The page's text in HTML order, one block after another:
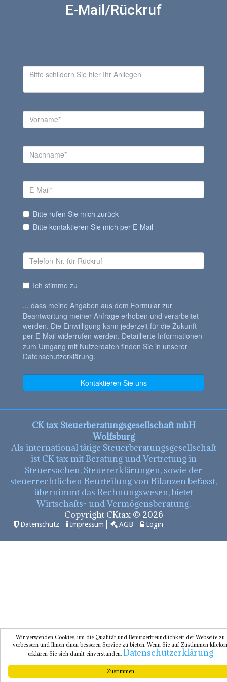
Zustimmen
Wir verwenden Cookies, um die Qualität und Benutzerfreundlichkeit der Webseite zu
verbessern und Ihnen einen besseren Service zu bieten. Wenn Sie auf Zustimmen
erklären Sie sich damit einverstanden. Datenschutzerklärung
E-Mail/Rückruf
CK tax Steuerberatungsgesellschaft mbH
Wolfsburg
Als international tätige Steuerberatungsgesellschaft
ist CK tax mit Beratung und Vertretung in
Steuersachen, Steuererklärungen, sowie der
steuerrechtlichen Beurteilung von Bilanzen befasst,
übernimmt das Rechnungswesen, bietet
Wirtschafts- und Vermögensberatung.
Copyright CKtax © 2026
Datenschutz Impressum AGB Login